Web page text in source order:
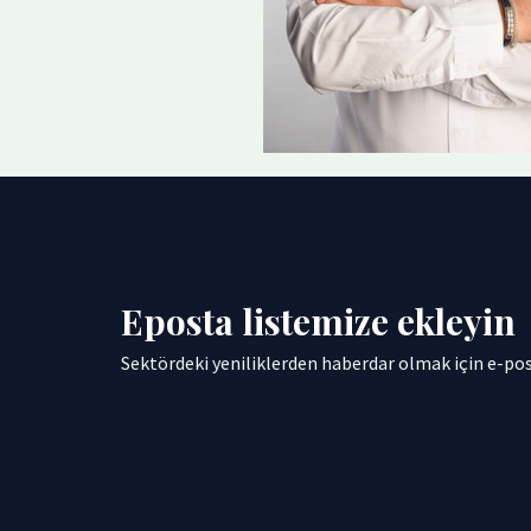
Eposta listemize ekleyin
Sektördeki yeniliklerden haberdar olmak için e-